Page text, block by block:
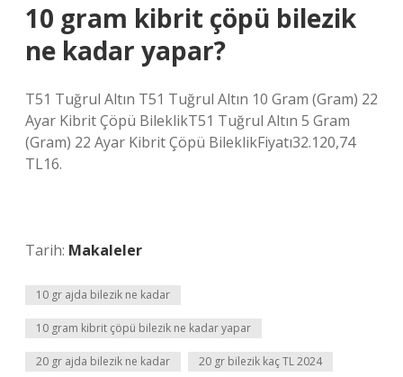
10 gram kibrit çöpü bilezik
ne kadar yapar?
T51 Tuğrul Altın T51 Tuğrul Altın 10 Gram (Gram) 22
Ayar Kibrit Çöpü BileklikT51 Tuğrul Altın 5 Gram
(Gram) 22 Ayar Kibrit Çöpü BileklikFiyatı32.120,74
TL16.
Tarih: Makaleler
10 gr ajda bilezik ne kadar
10 gram kibrit çöpü bilezik ne kadar yapar
20 gr ajda bilezik ne kadar 20 gr bilezik kaç TL 2024